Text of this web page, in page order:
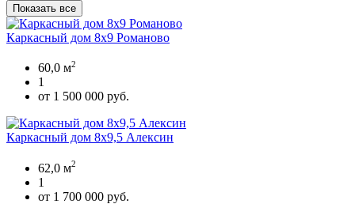
Показать все
Каркасный дом 8х9 Романово
60,0 м2
1
от 1 500 000 руб.
Каркасный дом 8х9,5 Алексин
62,0 м2
1
от 1 700 000 руб.